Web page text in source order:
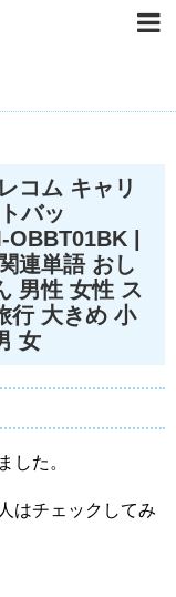
コム キャリ
バッ
|
連単語 おし
男性 女性 ス
行 大きめ 小
女
した。
はチェックしてみ